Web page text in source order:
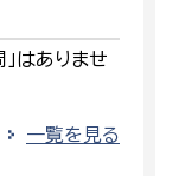
はありませ
一覧を見る